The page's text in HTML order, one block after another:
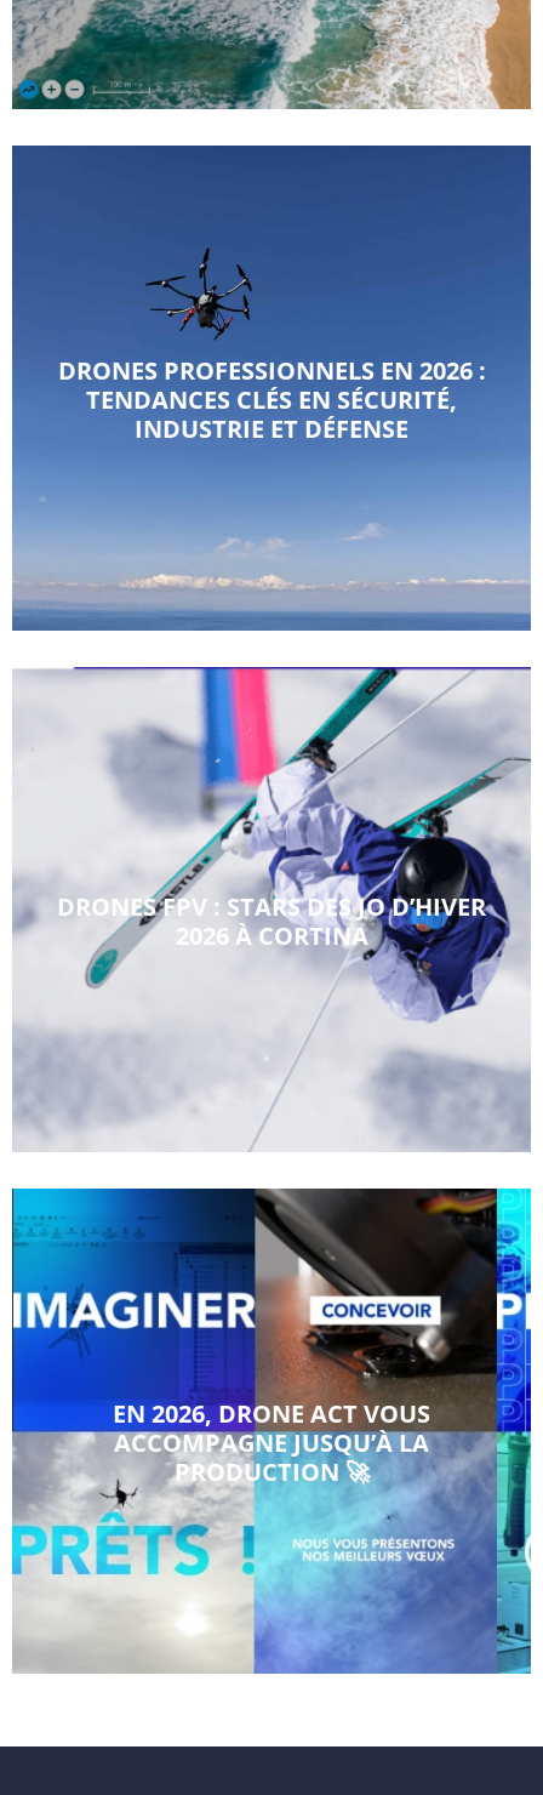
DRONES PROFESSIONNELS EN 2026 :
TENDANCES CLÉS EN SÉCURITÉ,
INDUSTRIE ET DÉFENSE
DRONES FPV : STARS DES JO D’HIVER
2026 À CORTINA
EN 2026, DRONE ACT VOUS
ACCOMPAGNE JUSQU’À LA
PRODUCTION 🚀